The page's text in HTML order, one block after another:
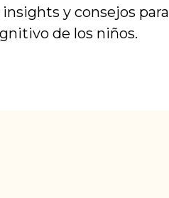
y consejos para
de los niños.